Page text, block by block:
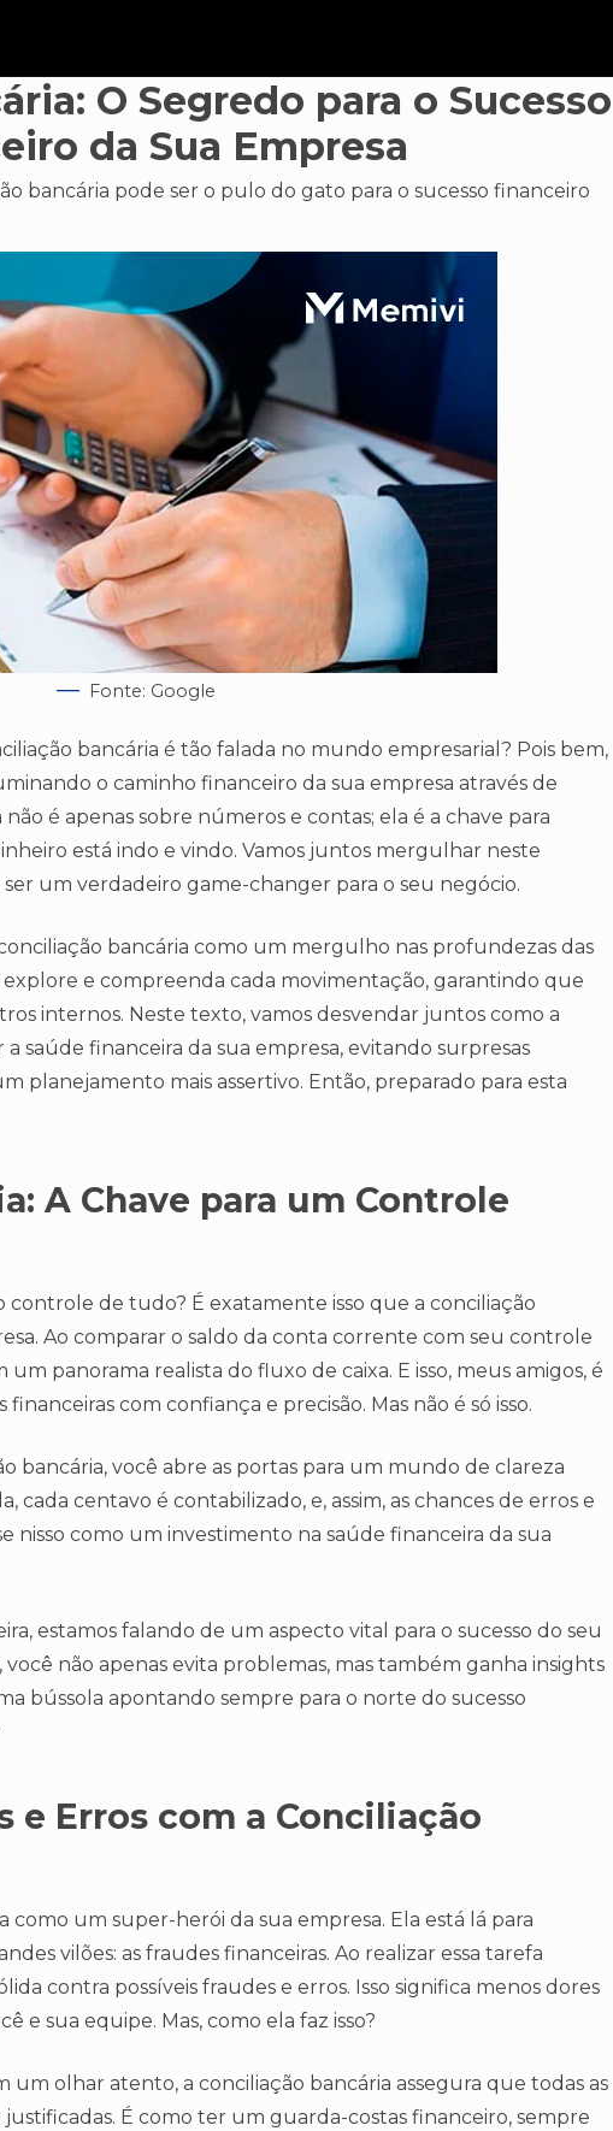
O Segredo para o Sucesso
da Sua Empresa
bancária pode ser o pulo do gato para o sucesso financeiro
Fonte: Google
bancária é tão falada no mundo empresarial? Pois bem,
o caminho financeiro da sua empresa através de
é apenas sobre números e contas; ela é a chave para
está indo e vindo. Vamos juntos mergulhar neste
um verdadeiro game-changer para o seu negócio.
bancária como um mergulho nas profundezas das
e compreenda cada movimentação, garantindo que
internos. Neste texto, vamos desvendar juntos como a
saúde financeira da sua empresa, evitando surpresas
planejamento mais assertivo. Então, preparado para esta
A Chave para um Controle
de tudo? É exatamente isso que a conciliação
Ao comparar o saldo da conta corrente com seu controle
panorama realista do fluxo de caixa. E isso, meus amigos, é
com confiança e precisão. Mas não é só isso.
bancária, você abre as portas para um mundo de clareza
cada centavo é contabilizado, e, assim, as chances de erros e
nisso como um investimento na saúde financeira da sua
estamos falando de um aspecto vital para o sucesso do seu
você não apenas evita problemas, mas também ganha insights
bússola apontando sempre para o norte do sucesso
e Erros com a Conciliação
como um super-herói da sua empresa. Ela está lá para
vilões: as fraudes financeiras. Ao realizar essa tarefa
contra possíveis fraudes e erros. Isso significa menos dores
e sua equipe. Mas, como ela faz isso?
um olhar atento, a conciliação bancária assegura que todas as
É como ter um guarda-costas financeiro, sempre